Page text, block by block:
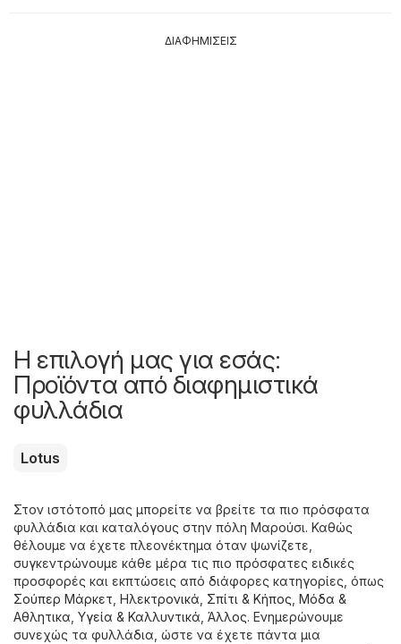
ΔΙΑΦΗΜΙΣΕΙΣ
Η επιλογή μας για εσάς:
Προϊόντα από διαφημιστικά
φυλλάδια
Lotus
Στον ιστότοπό μας μπορείτε να βρείτε τα πιο πρόσφατα
φυλλάδια και καταλόγους στην πόλη Μαρούσι. Καθώς
θέλουμε να έχετε πλεονέκτημα όταν ψωνίζετε,
συγκεντρώνουμε κάθε μέρα τις πιο πρόσφατες ειδικές
προσφορές και εκπτώσεις από διάφορες κατηγορίες, όπως
Σούπερ Μάρκετ Hλεκτρονικά Σπίτι & Κήπος Μόδα &
Aθλητικα Υγεία & Καλλυντικά Άλλος. Ενημερώνουμε
συνεχώς τα φυλλάδια, ώστε να έχετε πάντα μια